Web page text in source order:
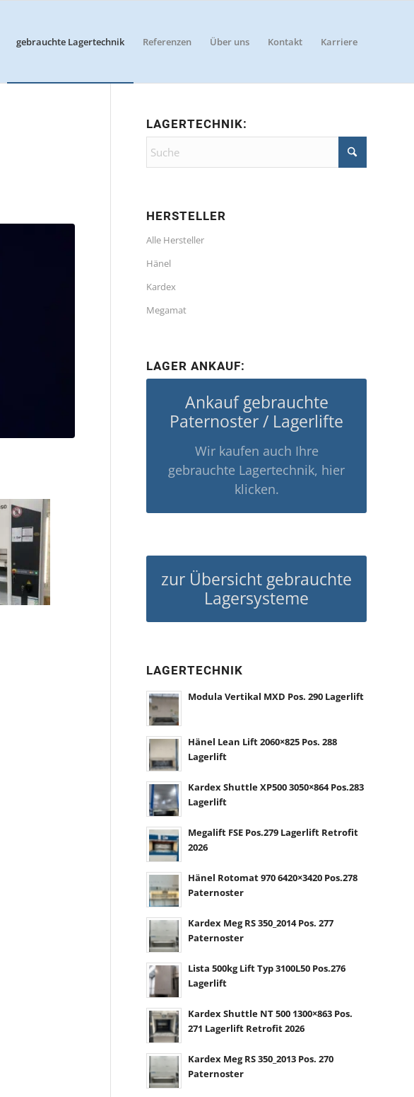
gebrauchte Lagertechnik Referenzen Über uns Kontakt Karriere
LAGERTECHNIK:
HERSTELLER
Alle Hersteller
Hänel
Kardex
Megamat
LAGER ANKAUF:
Ankauf gebrauchte
Paternoster / Lagerlifte
Wir kaufen auch Ihre
gebrauchte Lagertechnik, hier
klicken.
zur Übersicht gebrauchte
Lagersysteme
LAGERTECHNIK
Modula Vertikal MXD Pos. 290 Lagerlift
Hänel Lean Lift 2060×825 Pos. 288
Lagerlift
Kardex Shuttle XP500 3050×864 Pos.283
Lagerlift
Megalift FSE Pos.279 Lagerlift Retrofit
2026
Hänel Rotomat 970 6420×3420 Pos.278
Paternoster
Kardex Meg RS 350_2014 Pos. 277
Paternoster
Lista 500kg Lift Typ 3100L50 Pos.276
Lagerlift
Kardex Shuttle NT 500 1300×863 Pos.
271 Lagerlift Retrofit 2026
Kardex Meg RS 350_2013 Pos. 270
Paternoster